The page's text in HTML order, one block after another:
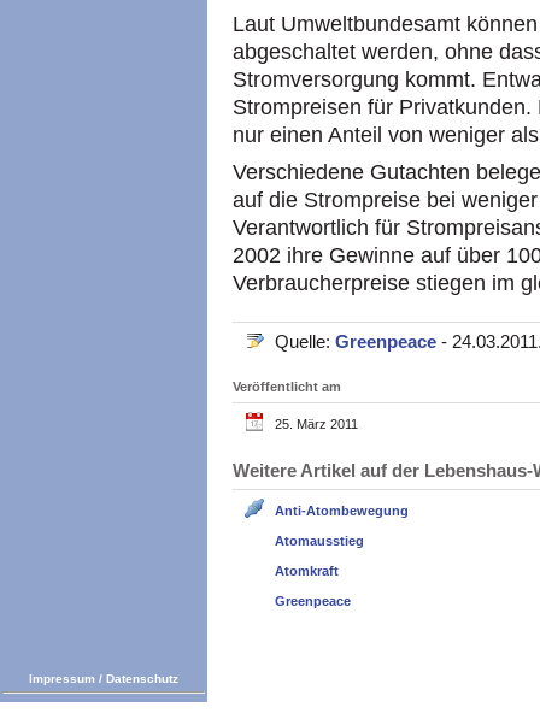
Laut Umweltbundesamt
abgeschaltet werden, ohne
Stromversorgung kommt.
Strompreisen für
nur einen Anteil von weniger
Verschiedene Gutachten
auf die Strompreise bei
Verantwortlich für
2002 ihre Gewinne auf über
Verbraucherpreise stiegen im
Quelle: Greenpeace -
Veröffentlicht am
25. März 2011
Weitere Artikel auf der
Anti-Atombewegung
Atomausstieg
Atomkraft
Greenpeace
Impressum / Datenschutz